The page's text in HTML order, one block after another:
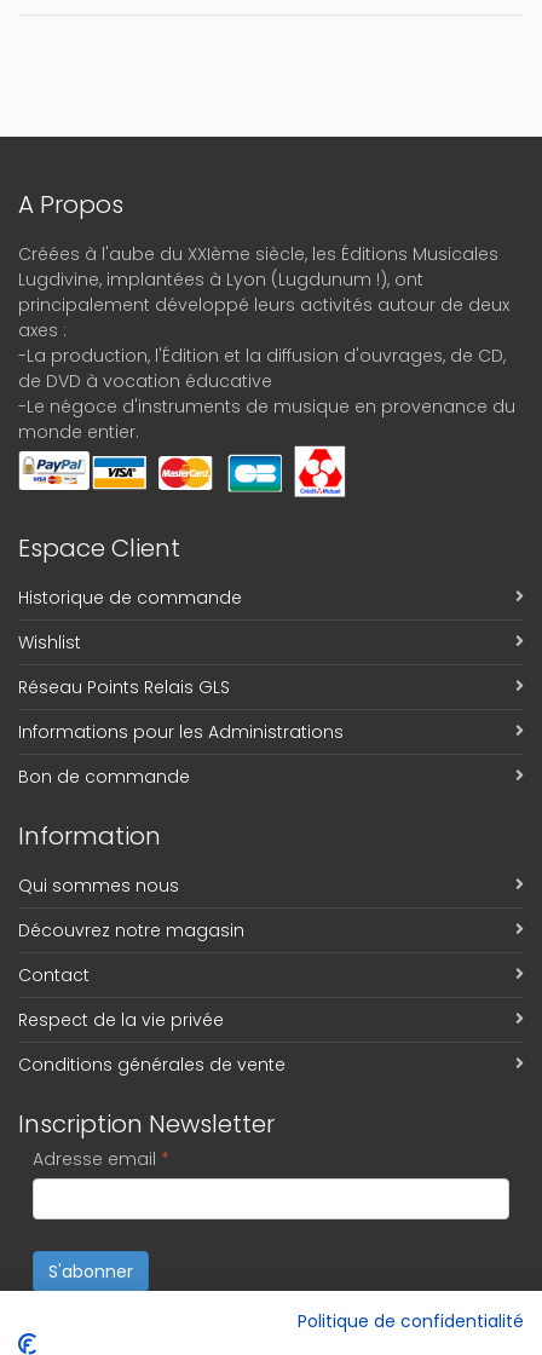
A Propos
Créées à l'aube du XXIème siècle, les Éditions Musicales
Lugdivine, implantées à Lyon (Lugdunum !), ont
principalement développé leurs activités autour de deux
axes :
-La production, l'Édition et la diffusion d'ouvrages, de CD,
de DVD à vocation éducative
-Le négoce d'instruments de musique en provenance du
monde entier.
Espace Client
Historique de commande
Wishlist
Réseau Points Relais GLS
Informations pour les Administrations
Bon de commande
Information
Qui sommes nous
Découvrez notre magasin
Contact
Respect de la vie privée
Conditions générales de vente
Inscription Newsletter
Adresse email *
S'abonner
Politique de confidentialité